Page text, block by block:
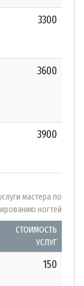
3300
3600
3900
мастера по
ногтей
СТОИМОСТЬ
УСЛУГ
150